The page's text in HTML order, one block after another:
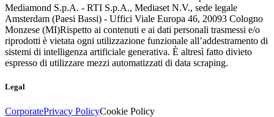
Mediamond S.p.A. - RTI S.p.A., Mediaset N.V., sede legale
Amsterdam (Paesi Bassi) - Uffici Viale Europa 46, 20093 Cologno
Monzese (MI)Rispetto ai contenuti e ai dati personali trasmessi e/o
riprodotti è vietata ogni utilizzazione funzionale all’addestramento di
sistemi di intelligenza artificiale generativa. È altresì fatto divieto
espresso di utilizzare mezzi automatizzati di data scraping.
Legal
CorporatePrivacy PolicyCookie Policy